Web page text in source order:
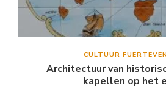
CULTUUR
Architectuur van
kapellen op het